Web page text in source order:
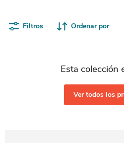
Filtros Ordenar por
Esta colección
Ver todos los